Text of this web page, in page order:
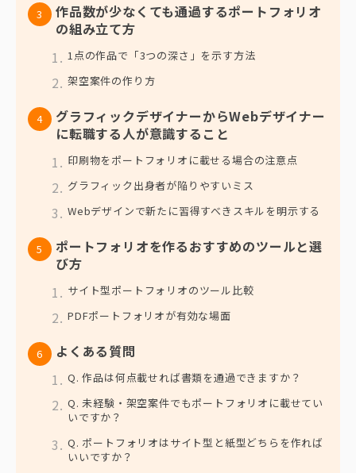
作品数が少なくても通過するポートフォリオ
の組み立て方
1点の作品で「3つの深さ」を示す方法
架空案件の作り方
グラフィックデザイナーからWebデザイナー
に転職する人が意識すること
印刷物をポートフォリオに載せる場合の注意点
グラフィック出身者が陥りやすいミス
Webデザインで新たに習得すべきスキルを明示する
ポートフォリオを作るおすすめのツールと選
び方
サイト型ポートフォリオのツール比較
PDFポートフォリオが有効な場面
よくある質問
Q. 作品は何点載せれば書類を通過できますか？
Q. 未経験・架空案件でもポートフォリオに載せてい
いですか？
Q. ポートフォリオはサイト型と紙型どちらを作れば
いいですか？